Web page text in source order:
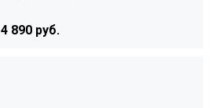
4 890 руб.